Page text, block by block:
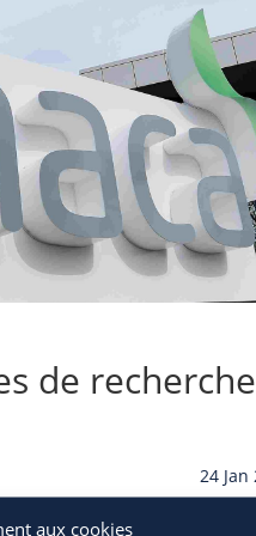
aux cookies
de recherche
24 Jan